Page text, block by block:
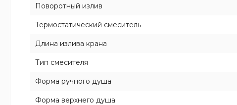
Поворотный излив
Термостатический смеситель
Длина излива крана
Тип смесителя
Форма ручного душа
Форма верхнего душа